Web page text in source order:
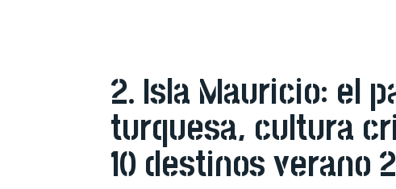
2. Isla Mauricio: el
turquesa, cultura
10 destinos verano